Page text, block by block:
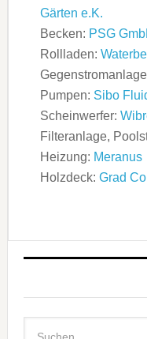
Gärten e.K.
Becken: PSG
Rollladen:
Pumpen: Sibo
Scheinwerfer:
Filteranlage,
Heizung: Meranus
Holzdeck: Grad